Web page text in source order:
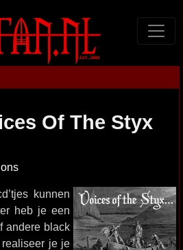
Of The Styx
kunnen
heb je een
andere black
je je